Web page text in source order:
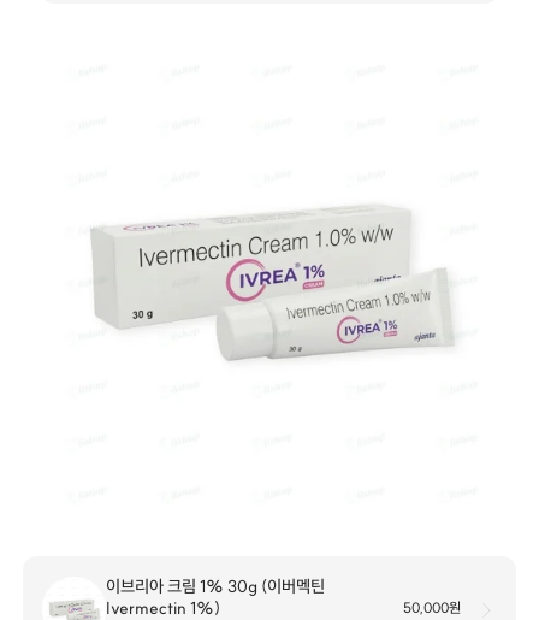
이브리아 크림 1% 30g (이버멕틴
Ivermectin 1%)
50,000원